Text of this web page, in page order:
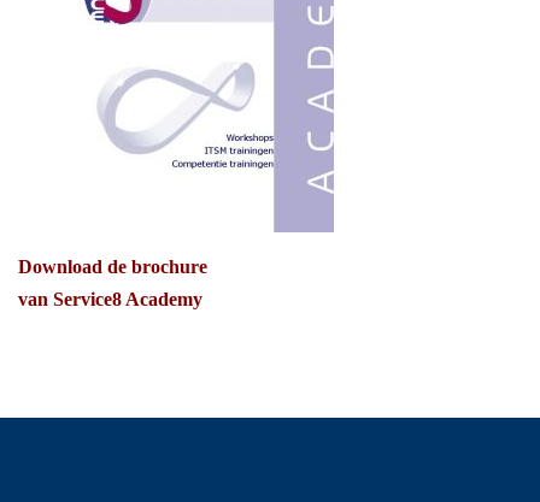
Download de brochure
van Service8 Academy